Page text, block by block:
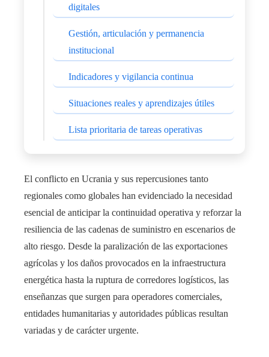
digitales
Gestión, articulación y permanencia
institucional
Indicadores y vigilancia continua
Situaciones reales y aprendizajes útiles
Lista prioritaria de tareas operativas
El conflicto en Ucrania y sus repercusiones tanto
regionales como globales han evidenciado la necesidad
esencial de anticipar la continuidad operativa y reforzar la
resiliencia de las cadenas de suministro en escenarios de
alto riesgo. Desde la paralización de las exportaciones
agrícolas y los daños provocados en la infraestructura
energética hasta la ruptura de corredores logísticos, las
enseñanzas que surgen para operadores comerciales,
entidades humanitarias y autoridades públicas resultan
variadas y de carácter urgente.